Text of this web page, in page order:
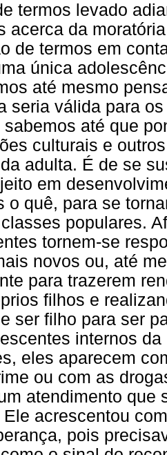
termos levado
acerca da
de termos em
única
até mesmo
seria válida para
sabemos até que
culturais e
adulta. É de se
em
o quê, para se
populares.
tornem-se
novos ou, até
para trazerem
filhos e
ser filho para ser
internos
eles aparecem
ou com as
atendimento que
acrescentou
pois